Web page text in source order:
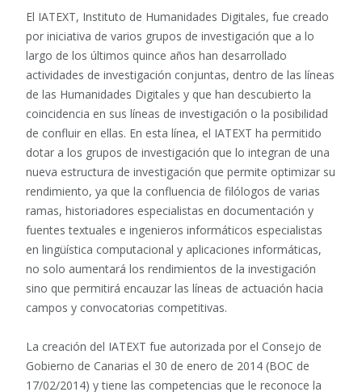
El IATEXT, Instituto de Humanidades Digitales, fue creado
por iniciativa de varios grupos de investigación que a lo
largo de los últimos quince años han desarrollado
actividades de investigación conjuntas, dentro de las líneas
de las Humanidades Digitales y que han descubierto la
coincidencia en sus líneas de investigación o la posibilidad
de confluir en ellas. En esta línea, el IATEXT ha permitido
dotar a los grupos de investigación que lo integran de una
nueva estructura de investigación que permite optimizar su
rendimiento, ya que la confluencia de filólogos de varias
ramas, historiadores especialistas en documentación y
fuentes textuales e ingenieros informáticos especialistas
en lingüística computacional y aplicaciones informáticas,
no solo aumentará los rendimientos de la investigación
sino que permitirá encauzar las líneas de actuación hacia
campos y convocatorias competitivas.
La creación del IATEXT fue autorizada por el Consejo de
Gobierno de Canarias el 30 de enero de 2014 (BOC de
17/02/2014) y tiene las competencias que le reconoce la